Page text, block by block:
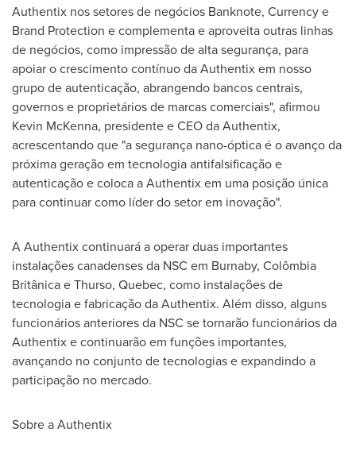
Authentix nos setores de negócios Banknote, Currency e
Brand Protection e complementa e aproveita outras linhas
de negócios, como impressão de alta segurança, para
apoiar o crescimento contínuo da Authentix em nosso
grupo de autenticação, abrangendo bancos centrais,
governos e proprietários de marcas comerciais", afirmou
Kevin McKenna, presidente e CEO da Authentix,
acrescentando que "a segurança nano-óptica é o avanço da
próxima geração em tecnologia antifalsificação e
autenticação e coloca a Authentix em uma posição única
para continuar como líder do setor em inovação".
A Authentix continuará a operar duas importantes
instalações canadenses da NSC em Burnaby, Colômbia
Britânica eThurso, Quebec, como instalações de
tecnologia e fabricação da Authentix. Além disso, alguns
funcionários anteriores da NSC se tornarão funcionários da
Authentix e continuarão em funções importantes,
avançando no conjunto de tecnologias e expandindo a
participação no mercado.
Sobre a Authentix